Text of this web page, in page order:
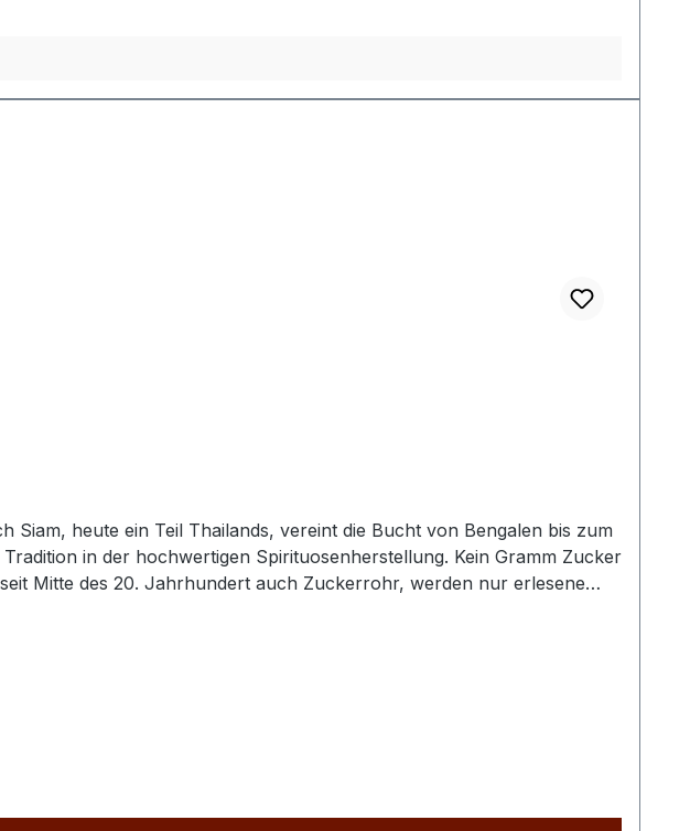
Siam, heute ein Teil Thailands, vereint die Bucht von Bengalen bis zum
in der hochwertigen Spirituosenherstellung. Kein Gramm Zucker
Mitte des 20. Jahrhundert auch Zuckerrohr, werden nur erlesene
Barrel und seltenen Teakholzfässern, reifen die Rums 10